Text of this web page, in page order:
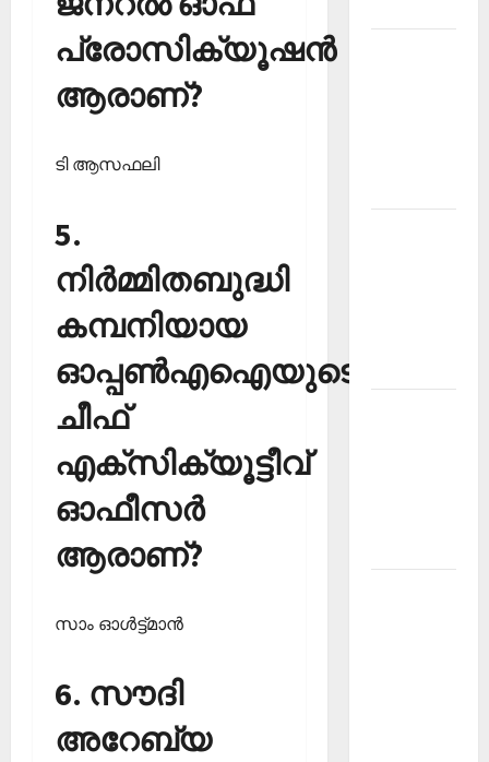
പ്രോസിക്യൂഷന്‍
ആരാണ്?
ടി ആസഫലി
5.
നിര്‍മ്മിതബുദ്ധി
കമ്പനിയായ
ഓപ്പണ്‍എഐയുടെ
ചീഫ്
എക്‌സിക്യൂട്ടീവ്
ഓഫീസര്‍
ആരാണ്?
സാം ഓള്‍ട്ട്മാന്‍
6. സൗദി
അറേബ്യ